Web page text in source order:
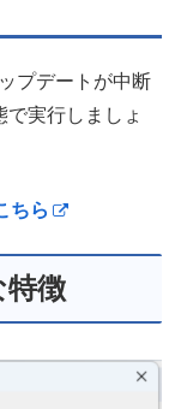
プデートが中断
実行しましょ
ちら
徴